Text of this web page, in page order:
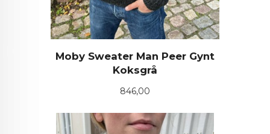
Moby Sweater Man Peer Gynt
Koksgrå
Pris
846,00